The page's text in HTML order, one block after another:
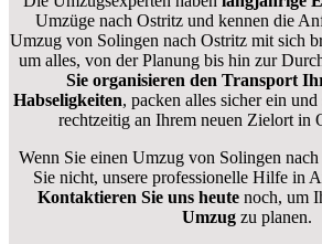
Umzüge nach Ostritz und kennen die
Umzug von Solingen nach Ostritz mit sich
um alles, von der Planung bis hin zur
Sie organisieren den Transport
Habseligkeiten, packen alles sicher ein
rechtzeitig an Ihrem neuen Zielort in
Wenn Sie einen Umzug von Solingen
Sie nicht, unsere professionelle Hilfe in
Kontaktieren Sie uns heute noch, um
Umzug zu planen.